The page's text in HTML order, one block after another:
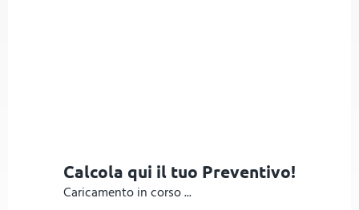
Calcola qui il tuo Preventivo!
Caricamento in corso ...